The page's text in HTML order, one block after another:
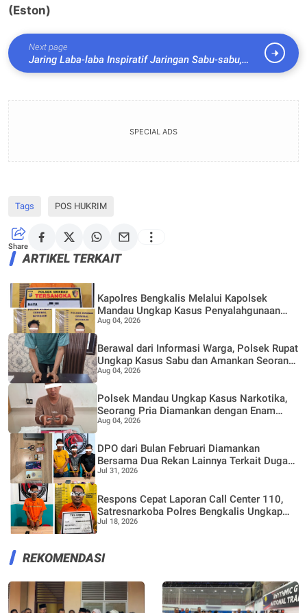
(Eston)
Next page
Jaring Laba-laba Inspiratif Jaringan Sabu-sabu,
Ketua Granat Bengkalis Ajak Berantas Narkoba.
SPECIAL ADS
Tags POS HUKRIM
Share
ARTIKEL TERKAIT
Kapolres Bengkalis Melalui Kapolsek
Mandau Ungkap Kasus Penyalahgunaan
Ekstasi di KTV VIP Duri, Tiga Orang
Diamankan
Aug 04, 2026
Berawal dari Informasi Warga, Polsek Rupat
Ungkap Kasus Sabu dan Amankan Seorang
Pria
Aug 04, 2026
Polsek Mandau Ungkap Kasus Narkotika,
Seorang Pria Diamankan dengan Enam
Paket Diduga Sabu
Aug 04, 2026
DPO dari Bulan Februari Diamankan
Bersama Dua Rekan Lainnya Terkait Dugaan
Peredaran Narkotika Jenis Sabu
Jul 31, 2026
Respons Cepat Laporan Call Center 110,
Satresnarkoba Polres Bengkalis Ungkap
Kasus Peredaran Sabu di Mandau
Jul 18, 2026
REKOMENDASI